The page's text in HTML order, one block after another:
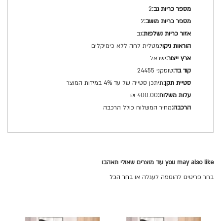
2
2
גב
מטלית לחה ללא כימיקלים
ישראל
טוסקני 24455
תיתכן סטייה של עד 4% במידות המוצר
400.00 ₪
מחיר המשלוח כולל הרכבה
you may also like עוד מוצרים שאולי תאהבו
בחר פריטים להוספה לעגלה או בחר הכל